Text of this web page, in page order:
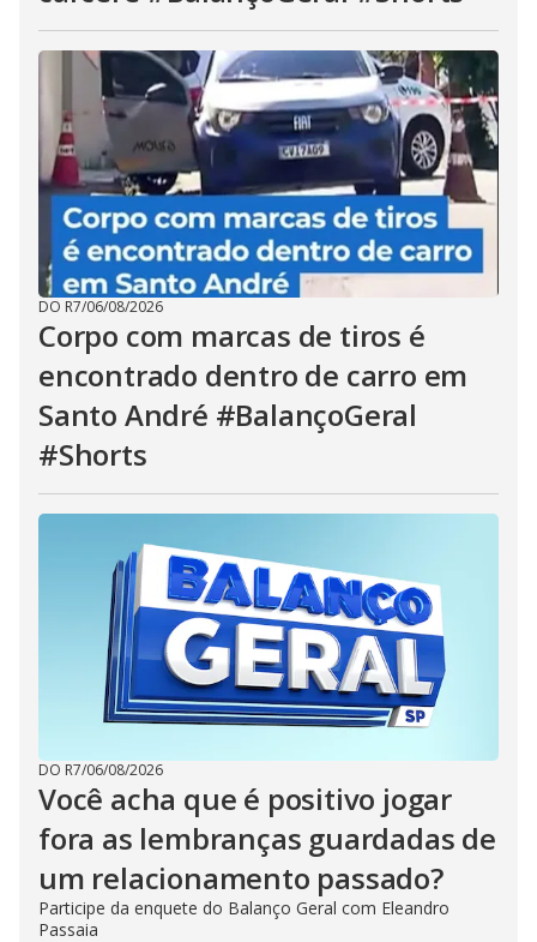
DO R7/06/08/2026
Corpo com marcas de tiros é
encontrado dentro de carro em
Santo André #BalançoGeral
#Shorts
DO R7/06/08/2026
Você acha que é positivo jogar
fora as lembranças guardadas de
um relacionamento passado?
Participe da enquete do Balanço Geral com Eleandro
Passaia